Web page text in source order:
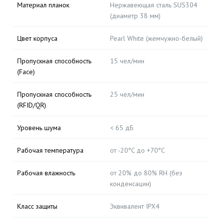
Материал планок
Нержавеющая сталь SUS304
(диаметр 38 мм)
Цвет корпуса Pearl White (жемчужно-белый)
Пропускная способность
(Face)
15 чел/мин
Пропускная способность
(RFID/QR)
25 чел/мин
Уровень шума < 65 дБ
Рабочая температура от -20°C до +70°C
Рабочая влажность
от 20% до 80% RH (без
конденсации)
Класс защиты Эквивалент IPX4